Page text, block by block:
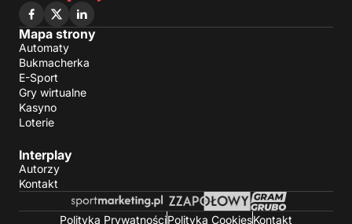
Mapa strony
Automaty
Bukmacherka
E-Sport
Gry wirtualne
Kasyno
Loterie
Interplay
Autorzy
Kontakt
Polityka PrywatnościPolityka CookiesKontakt